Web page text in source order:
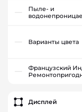
Пыле- и
Варианты цвета
Французский
Дисплей